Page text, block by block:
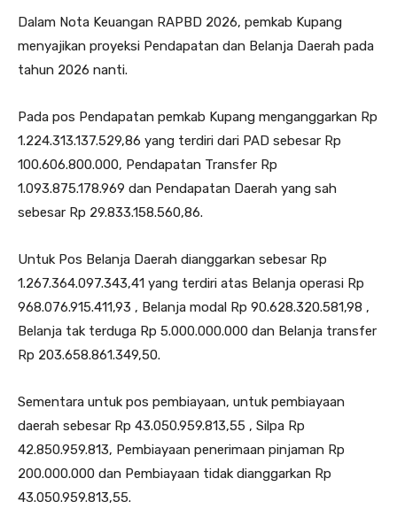
Dalam Nota Keuangan RAPBD 2026, pemkab Kupang
menyajikan proyeksi Pendapatan dan Belanja Daerah pada
tahun 2026 nanti.
Pada pos Pendapatan pemkab Kupang menganggarkan Rp
1.224.313.137.529,86 yang terdiri dari PAD sebesar Rp
100.606.800.000, Pendapatan Transfer Rp
1.093.875.178.969 dan Pendapatan Daerah yang sah
sebesar Rp 29.833.158.560,86.
Untuk Pos Belanja Daerah dianggarkan sebesar Rp
1.267.364.097.343,41 yang terdiri atas Belanja operasi Rp
968.076.915.411,93 , Belanja modal Rp 90.628.320.581,98 ,
Belanja tak terduga Rp 5.000.000.000 dan Belanja transfer
Rp 203.658.861.349,50.
Sementara untuk pos pembiayaan, untuk pembiayaan
daerah sebesar Rp 43.050.959.813,55 , Silpa Rp
42.850.959.813, Pembiayaan penerimaan pinjaman Rp
200.000.000 dan Pembiayaan tidak dianggarkan Rp
43.050.959.813,55.